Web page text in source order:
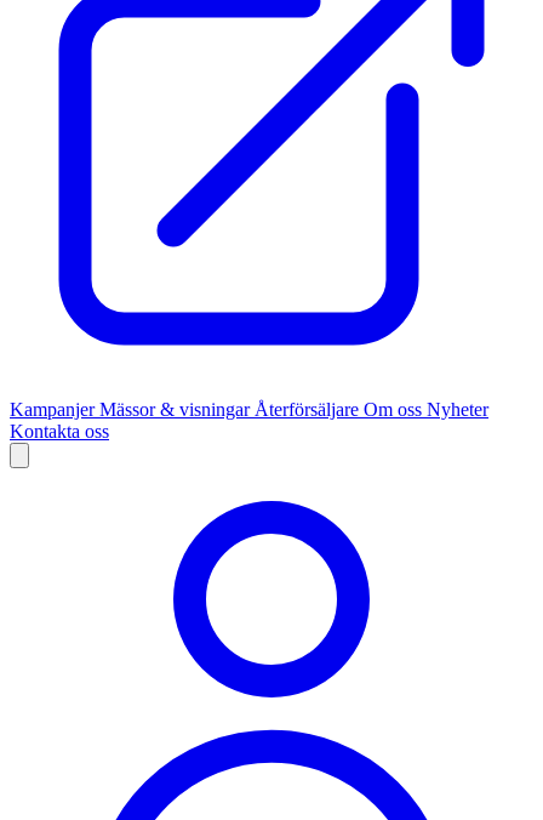
KampanjerMässor & visningar Återförsäljare Om oss Nyheter
Kontakta oss